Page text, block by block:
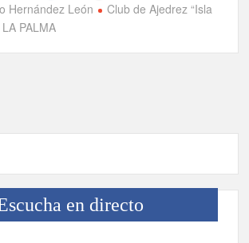
Hernández León
Club de Ajedrez “Isla
PALMA
en directo